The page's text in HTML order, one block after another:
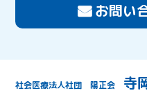
お問い
社会医療法人社団 陽正会 寺